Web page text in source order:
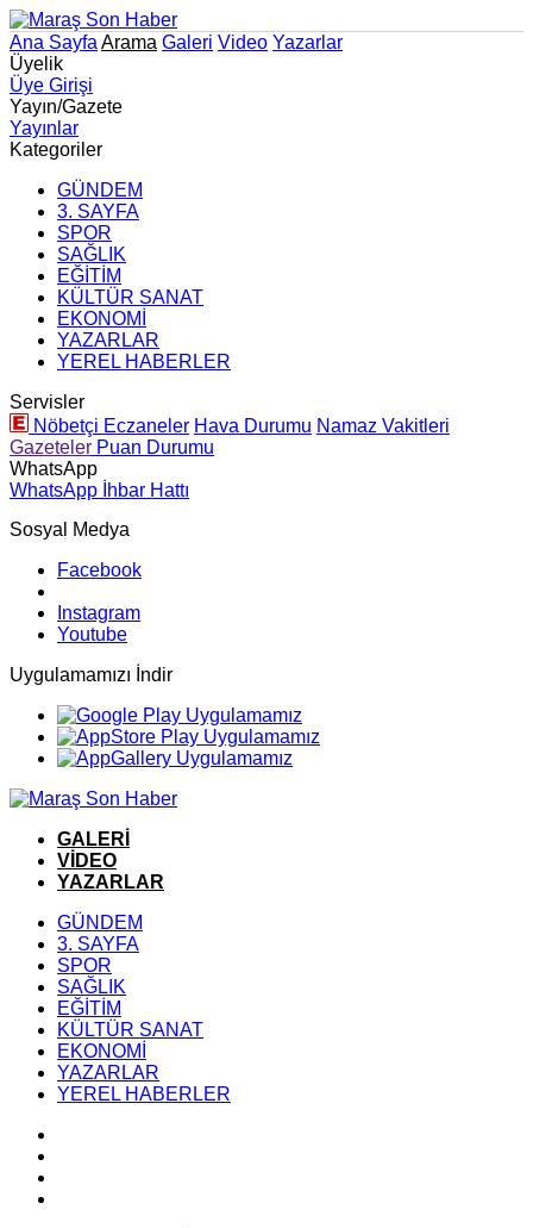
Ana Sayfa Arama Galeri Video Yazarlar
Üyelik
Üye Girişi
Yayın/Gazete
Yayınlar
Kategoriler
GÜNDEM
3. SAYFA
SPOR
SAĞLIK
EĞİTİM
KÜLTÜR SANAT
EKONOMİ
YAZARLAR
YEREL HABERLER
Servisler
Nöbetçi Eczaneler Hava Durumu Namaz Vakitleri
Gazeteler Puan Durumu
WhatsApp
WhatsApp İhbar Hattı
Sosyal Medya
Facebook
Instagram
Youtube
Uygulamamızı İndir
GALERİ
VİDEO
YAZARLAR
GÜNDEM
3. SAYFA
SPOR
SAĞLIK
EĞİTİM
KÜLTÜR SANAT
EKONOMİ
YAZARLAR
YEREL HABERLER